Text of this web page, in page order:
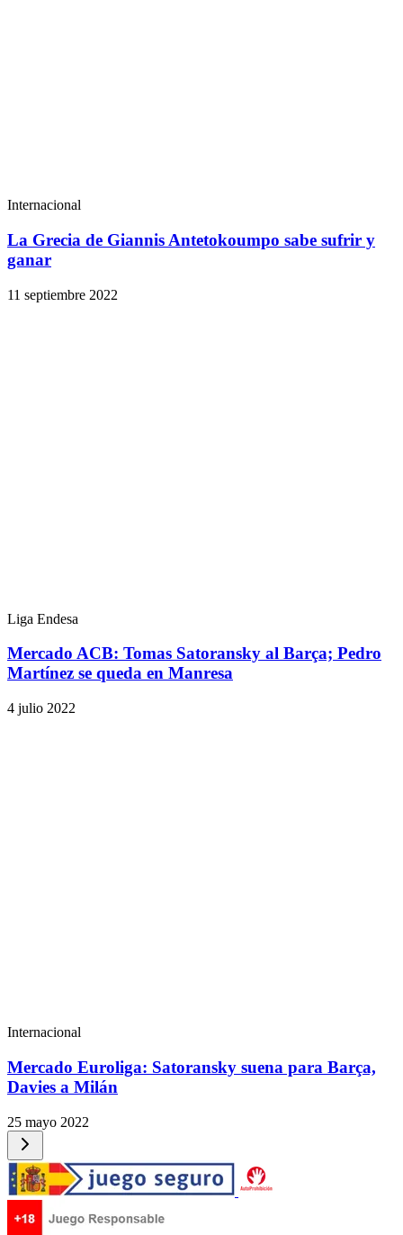
Internacional
La Grecia de Giannis Antetokoumpo sabe sufrir y
ganar
11 septiembre 2022
Liga Endesa
Mercado ACB: Tomas Satoransky al Barça; Pedro
Martínez se queda en Manresa
4 julio 2022
Internacional
Mercado Euroliga: Satoransky suena para Barça,
Davies a Milán
25 mayo 2022